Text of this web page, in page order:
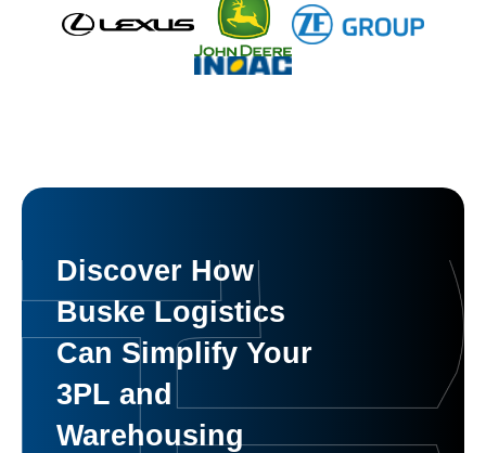
Discover How
Buske Logistics
Can Simplify Your
3PL and
Warehousing